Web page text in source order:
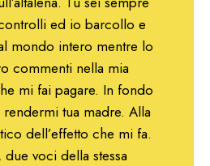
ed io barcollo e
mondo intero mentre lo
commenti nella mia
mi fai pagare. In fondo
tua madre. Alla
dell’effetto che mi fa.
voci della stessa